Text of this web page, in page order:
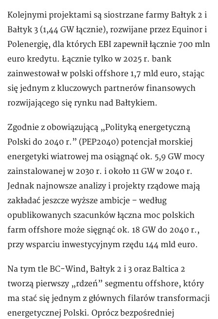
Kolejnymi projektami są siostrzane farmy Bałtyk 2 i
Bałtyk 3 (1,44 GW łącznie), rozwijane przez Equinor i
Polenergię, dla których EBI zapewnił łącznie 700 mln
euro kredytu. Łącznie tylko w 2025 r. bank
zainwestował w polski offshore 1,7 mld euro, stając
się jednym z kluczowych partnerów finansowych
rozwijającego się rynku nad Bałtykiem.
Zgodnie z obowiązującą „Polityką energetyczną
Polski do 2040 r.” (PEP2040) potencjał morskiej
energetyki wiatrowej ma osiągnąć ok. 5,9 GW mocy
zainstalowanej w 2030 r. i około 11 GW w 2040 r.
Jednak najnowsze analizy i projekty rządowe mają
zakładać jeszcze wyższe ambicje – według
opublikowanych szacunków łączna moc polskich
farm offshore może sięgnąć ok. 18 GW do 2040 r.,
przy wsparciu inwestycyjnym rzędu 144 mld euro.
Na tym tle BC-Wind, Bałtyk 2 i 3 oraz Baltica 2
tworzą pierwszy „rdzeń” segmentu offshore, który
ma stać się jednym z głównych filarów transformacji
energetycznej Polski. Oprócz bezpośredniej